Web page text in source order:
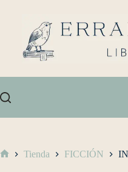
Tienda FICCIÓN